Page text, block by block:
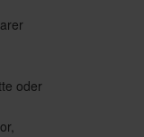
oder